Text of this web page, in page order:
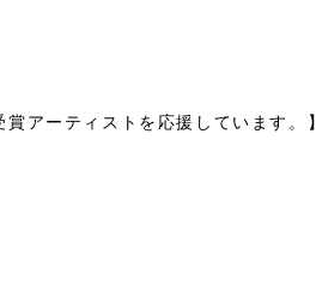
アーティストを応援しています。】